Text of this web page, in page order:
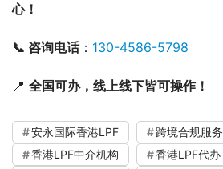
心！
📞 咨询电话： 130-4586-5798
📍 全国可办，线上线下皆可操作！
安永国际香港LPF
跨境合规服务
香港LPF中介机构
香港LPF代办